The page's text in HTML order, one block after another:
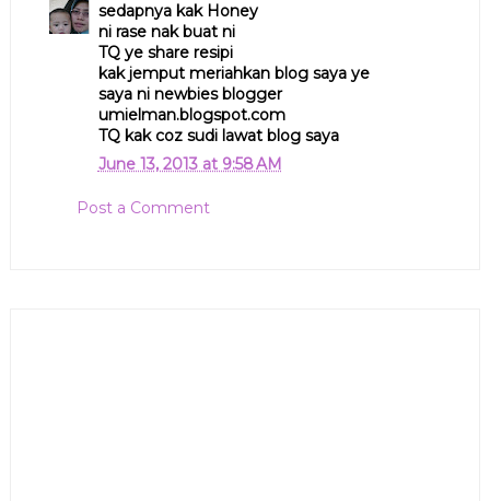
sedapnya kak Honey
ni rase nak buat ni
TQ ye share resipi
kak jemput meriahkan blog saya ye
saya ni newbies blogger
umielman.blogspot.com
TQ kak coz sudi lawat blog saya
June 13, 2013 at 9:58 AM
Post a Comment